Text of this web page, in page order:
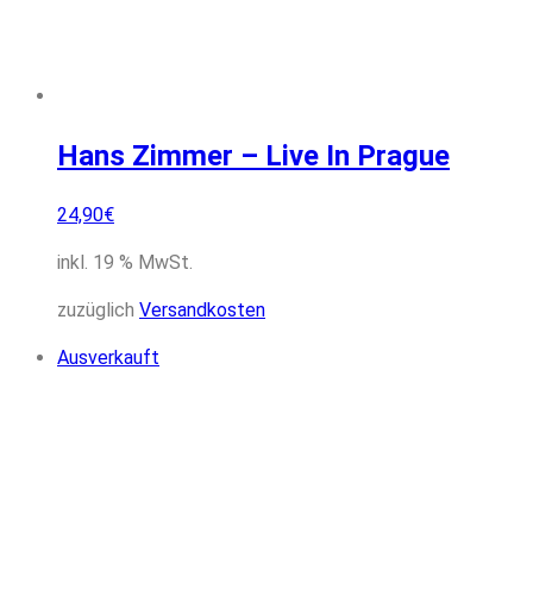
Hans Zimmer – Live In Prague
24,90€
inkl. 19 % MwSt.
zuzüglich Versandkosten
Ausverkauft